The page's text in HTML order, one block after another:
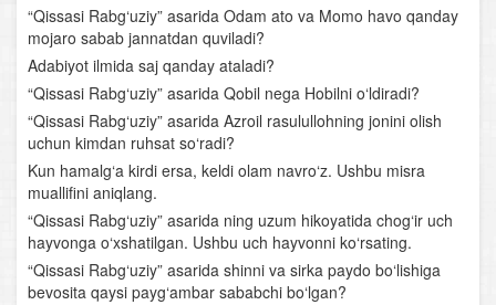
Sakkokiy
“Xamsa”chilik tarixidan
Alisher Navoiyning hayoti va ijodi
Alisher Navoiy lirikasi
Navoiyning “Xamsa” asari
Bobur hayoti va ijodi
“Qissasi Rabg‘uziy” asarida Odam ato va Momo havo qanday
mojaro sabab jannatdan quviladi?
Adabiyot ilmida saj qanday ataladi?
“Qissasi Rabg‘uziy” asarida Qobil nega Hobilni o‘ldiradi?
“Qissasi Rabg‘uziy” asarida Azroil rasulullohning jonini olish
uchun kimdan ruhsat so‘radi?
Kun hamalg‘a kirdi ersa, keldi olam navro‘z. Ushbu misra
muallifini aniqlang.
“Qissasi Rabg‘uziy” asarida ning uzum hikoyatida chog‘ir uch
hayvonga o‘xshatilgan. Ushbu uch hayvonni ko‘rsating.
“Qissasi Rabg‘uziy” asarida shinni va sirka paydo bo‘lishiga
bevosita qaysi payg‘ambar sababchi bo‘lgan?